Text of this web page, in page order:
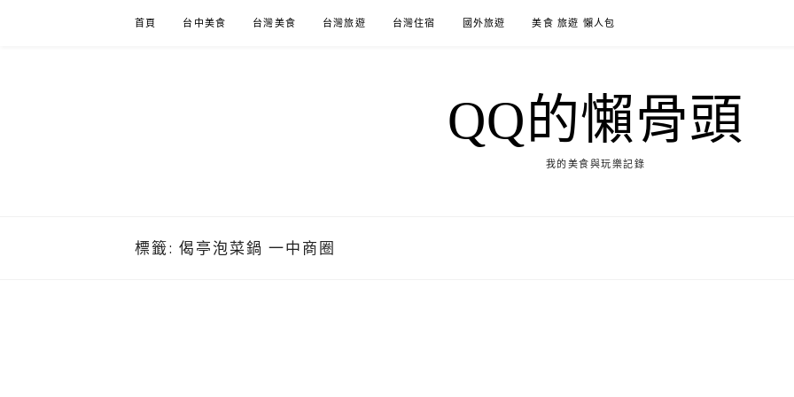
首頁 台中美食 台灣美食 台灣旅遊 台灣住宿 國外旅遊 美食 旅遊 懶人包
QQ的懶骨頭
我的美食與玩樂記錄
標籤: 偈亭泡菜鍋 一中商圈